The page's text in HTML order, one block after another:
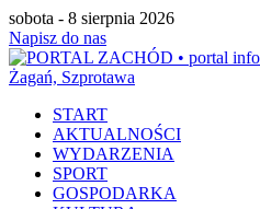
sobota - 8 sierpnia 2026
Napisz do nas
START
AKTUALNOŚCI
WYDARZENIA
SPORT
GOSPODARKA